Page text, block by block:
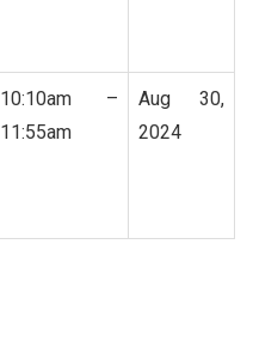
10:10am –
11:55am
Aug 30,
2024